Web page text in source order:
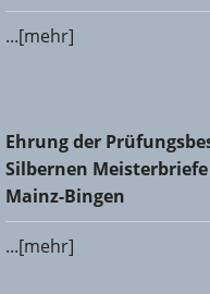
...[mehr]
Ehrung der
Silbernen Meisterbriefe
Bingen
Ehrung der
Silbernen
Mainz-Bingen
...[mehr]